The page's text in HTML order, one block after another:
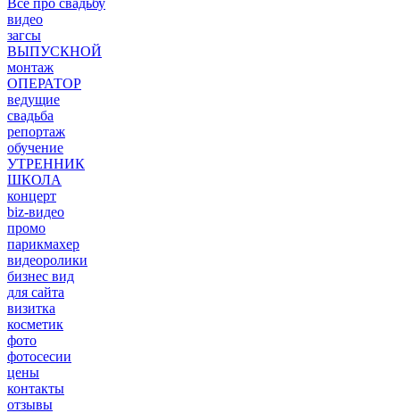
Всё про свадьбу
видео
загсы
ВЫПУСКНОЙ
монтаж
ОПЕРАТОР
ведущие
свадьба
репортаж
обучение
УТРЕННИК
ШКОЛА
концерт
biz-видео
промо
парикмахер
видеоролики
бизнес вид
для сайта
визитка
косметик
фото
фотосесии
цены
контакты
отзывы